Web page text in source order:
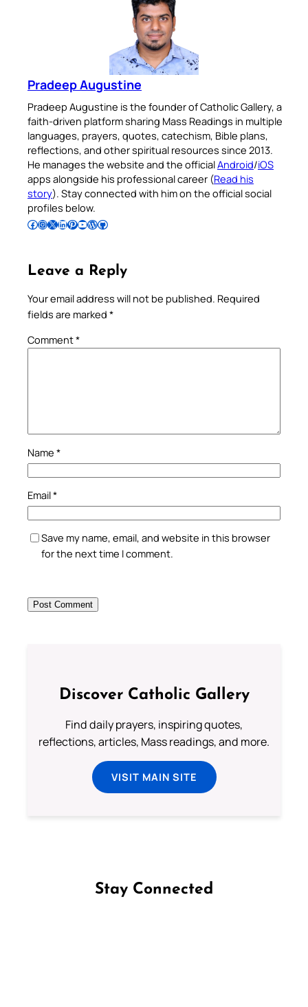
Pradeep Augustine
Pradeep Augustine is the founder of Catholic Gallery, a
faith-driven platform sharing Mass Readings in multiple
languages, prayers, quotes, catechism, Bible plans,
reflections, and other spiritual resources since 2013.
He manages the website and the officialAndroid/iOS
apps alongside his professional career (Read his
story). Stay connected with him on the official social
profiles below.
Follow Pradeep on Facebook Follow Pradeep on InstagramFollow Pradeep on X Follow Pradeep on LinkedIn Follow Pradeep on Pinterest Subscribe to Pradeep’s Youtube Channel Follow Pradeep on WordPress Follow Pradeep on GitHub
Leave a Reply
Your email address will not be published. Required
fields are marked *
Comment*
Name *
Email*
Save my name, email, and website in this browser
for the next time I comment.
Discover Catholic Gallery
Find daily prayers, inspiring quotes,
reflections, articles, Mass readings, and more.
VISIT MAIN SITE
Stay Connected